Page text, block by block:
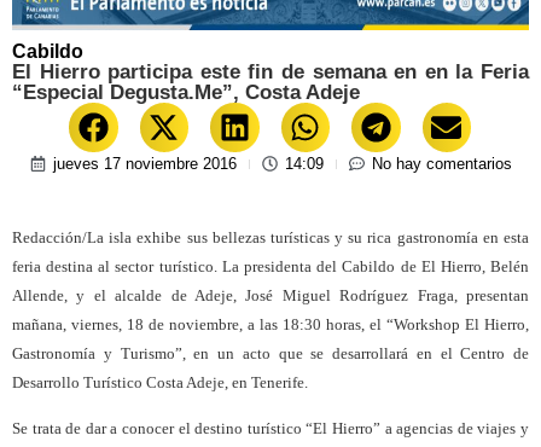
Cabildo
El Hierro participa este fin de semana en en la Feria
“Especial Degusta.Me”, Costa Adeje
jueves 17 noviembre 2016 14:09 No hay comentarios
Redacción/La isla exhibe sus bellezas turísticas y su rica gastronomía en esta
feria destina al sector turístico. La presidenta del Cabildo de El Hierro, Belén
Allende, y el alcalde de Adeje, José Miguel Rodríguez Fraga, presentan
mañana, viernes, 18 de noviembre, a las 18:30 horas, el “Workshop El Hierro,
Gastronomía y Turismo”, en un acto que se desarrollará en el Centro de
Desarrollo Turístico Costa Adeje, en Tenerife.
Se trata de dar a conocer el destino turístico “El Hierro” a agencias de viajes y